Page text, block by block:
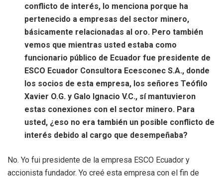
conflicto de interés, lo menciona porque ha
pertenecido a empresas del sector minero,
básicamente relacionadas al oro. Pero también
vemos que mientras usted estaba como
funcionario público de Ecuador fue presidente de
ESCO Ecuador Consultora Ecesconec S.A., donde
los socios de esta empresa, los señores Teófilo
Xavier O.G. y Galo Ignacio V.C., sí mantuvieron
estas conexiones con el sector minero. Para
usted, ¿eso no era también un posible conflicto de
interés debido al cargo que desempeñaba?
No. Yo fui presidente de la empresa ESCO Ecuador y
accionista fundador. Yo creé esta empresa con el fin de